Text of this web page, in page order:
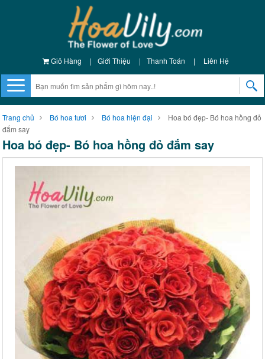
Giỏ Hàng | Giới Thiệu | Thanh Toán | Liên Hệ
Trang chủ Bó hoa tươi Bó hoa hiện đại
Hoa bó đẹp- Bó hoa hồng đỏ
đắm say
Hoa bó đẹp- Bó hoa hồng đỏ đắm say